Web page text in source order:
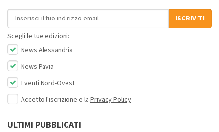
Indirizzo email
ISCRIVITI
Scegli le tue edizioni:
News Alessandria
News Pavia
Eventi Nord-Ovest
Accetto l'iscrizione e la Privacy Policy
ULTIMI PUBBLICATI